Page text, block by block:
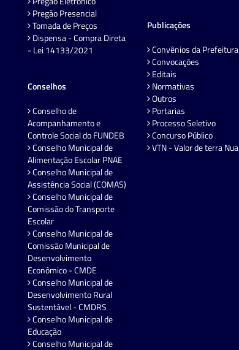
Pregão Presencial
Tomada de Preços
Dispensa - Compra Direta
- Lei 14133/2021
Conselhos
Conselho de
Acompanhamento e
Controle Social do FUNDEB
Conselho Municipal de
Alimentação Escolar PNAE
Conselho Municipal de
Assistência Social (COMAS)
Conselho Municipal de
Comissão do Transporte
Escolar
Conselho Municipal de
Comissão Municipal de
Desenvolvimento
Econômico - CMDE
Conselho Municipal de
Desenvolvimento Rural
Sustentável - CMDRS
Conselho Municipal de
Educação
Conselho Municipal de
Publicações
Convênios da Prefeitura
Convocações
Editais
Normativas
Outros
Portarias
Processo Seletivo
Concurso Público
VTN - Valor de terra Nua